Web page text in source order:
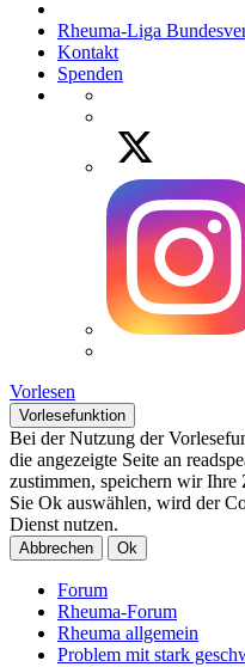
Rheuma-Liga
Kontakt
Spenden
Vorlesen
Vorlesefunktion
Bei der Nutzung der
die angezeigte Seite an
zustimmen, speichern wir
Sie Ok auswählen, wird der
Dienst nutzen.
Abbrechen Ok
Forum
Rheuma-Forum
Rheuma allgemein
Problem mit stark